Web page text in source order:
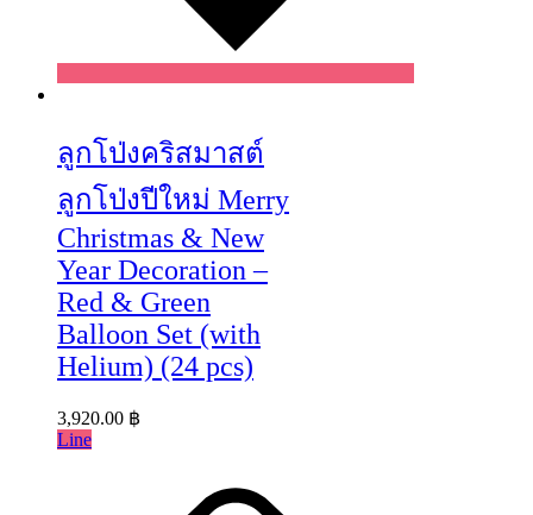
ลูกโป่งคริสมาสต์
ลูกโป่งปีใหม่ Merry
Christmas & New
Year Decoration –
Red & Green
Balloon Set (with
Helium) (24 pcs)
3,920.00 ฿
Line